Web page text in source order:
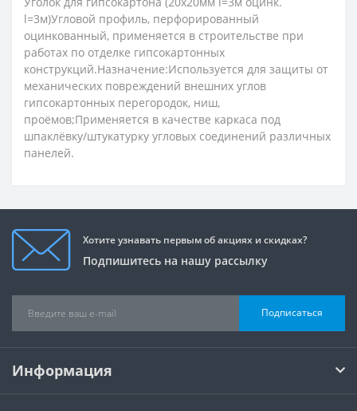
l=3м)Угловой профиль, перфорированный
оцинкованный, применяется в строительстве при
работах по отделке гипсокартонных
конструкций.Назначение:Используется для защиты от
механических повреждений внешних углов
гипсокартонных перегородок, ниш,
проёмов;Применяется в качестве каркаса под
шпаклёвку/штукатурку угловых соединений различных
панелей.
Хотите узнавать первым об акциях и скидках?
Подпишитесь на нашу рассылку
Подписаться
Информация